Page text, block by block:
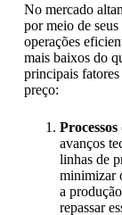
No mercado
por meio de
operações
mais baixos do
principais fatores
preço:
avanços
linhas de
minimizar
a
repassar